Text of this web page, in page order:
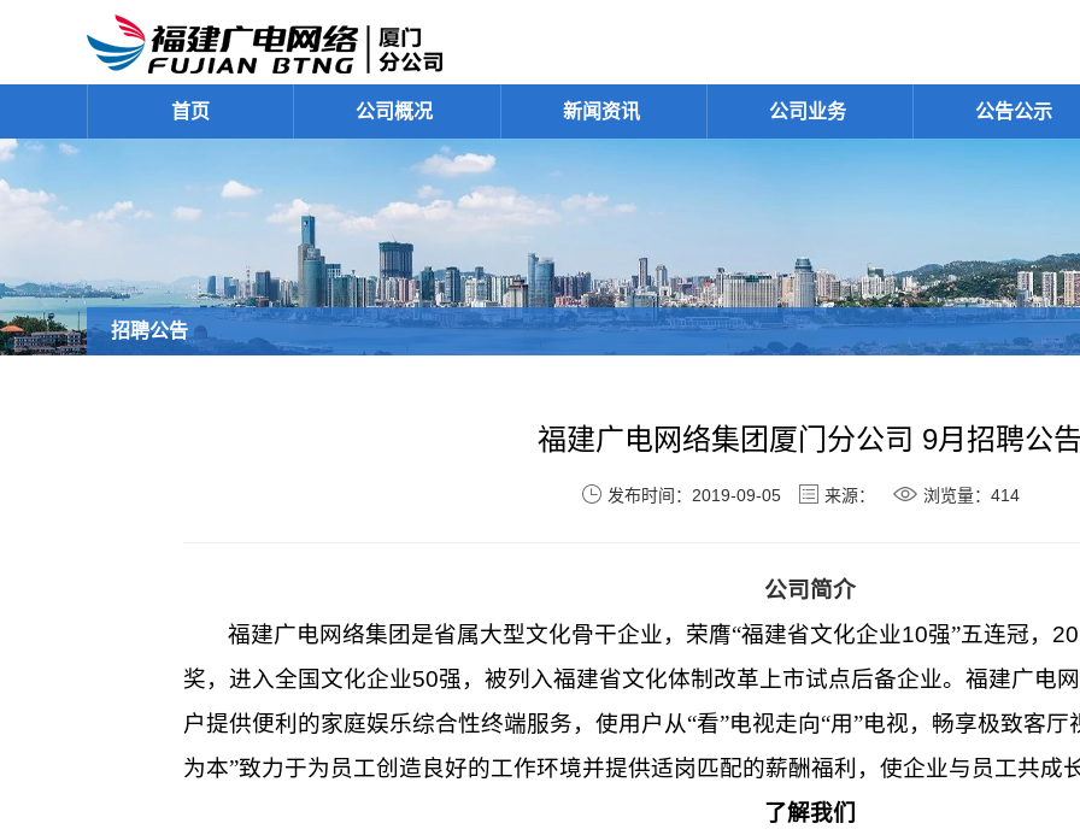
首页 公司概况 新闻资讯 公司业务 公告公示
招聘公告
福建广电网络集团厦门分公司 9月招聘公告
发布时间：2019-09-05 来源： 浏览量：414
公司简介
福建广电网络集团是省属大型文化骨干企业，荣膺“福建省文化企业10强”五连冠，
奖，进入全国文化企业50强，被列入福建省文化体制改革上市试点后备企业。福建广电
户提供便利的家庭娱乐综合性终端服务，使用户从“看”电视走向“用”电视，畅享极致客
为本”致力于为员工创造良好的工作环境并提供适岗匹配的薪酬福利，使企业与员工共成长
了解我们